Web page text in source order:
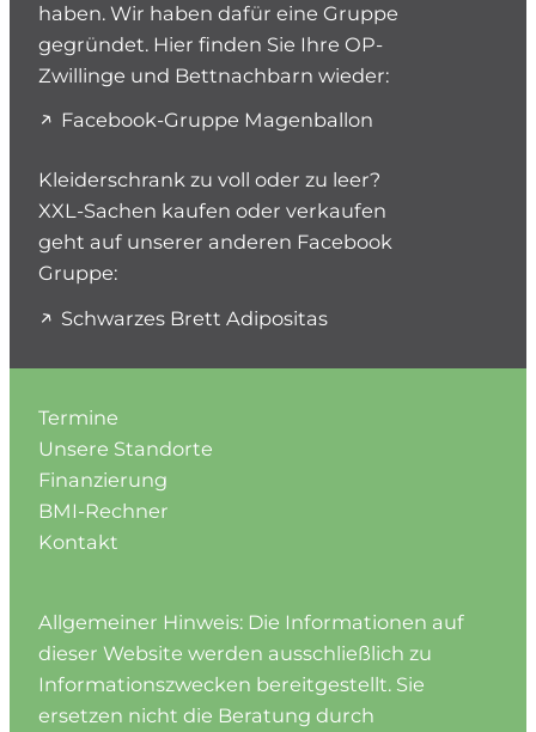
haben. Wir haben dafür eine Gruppe
gegründet. Hier finden Sie Ihre OP-
Zwillinge und Bettnachbarn wieder:
Facebook-Gruppe Magenballon
Kleiderschrank zu voll oder zu leer?
XXL-Sachen kaufen oder verkaufen
geht auf unserer anderen Facebook
Gruppe:
Schwarzes Brett Adipositas
Termine
Unsere Standorte
Finanzierung
BMI-Rechner
Kontakt
Allgemeiner Hinweis: Die Informationen auf
dieser Website werden ausschließlich zu
Informationszwecken bereitgestellt. Sie
ersetzen nicht die Beratung durch